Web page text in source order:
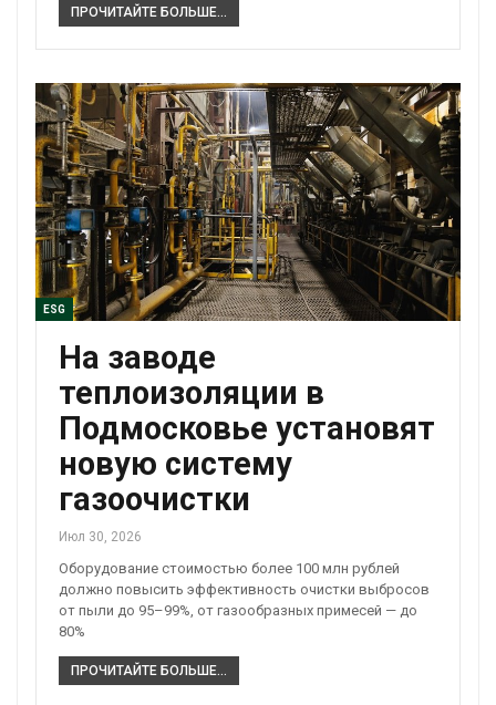
ПРОЧИТАЙТЕ БОЛЬШЕ...
ESG
На заводе
теплоизоляции в
Подмосковье установят
новую систему
газоочистки
Июл 30, 2026
Оборудование стоимостью более 100 млн рублей
должно повысить эффективность очистки выбросов
от пыли до 95–99%, от газообразных примесей — до
80%
ПРОЧИТАЙТЕ БОЛЬШЕ...